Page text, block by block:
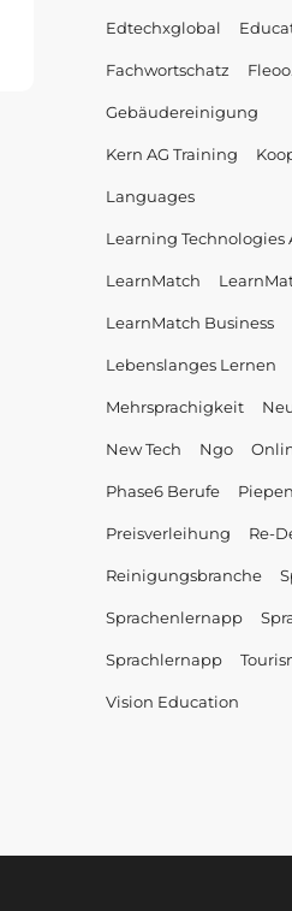
Edtechxglobal
Fachwortschatz
Gebäudereinigung
Kern AG Training
Languages
Learning Technologies
LearnMatch
LearnMatch Business
Lebenslanges Lernen
Mehrsprachigkeit
New Tech Ngo
Phase6 Berufe
Preisverleihung Re-
Reinigungsbranche
Sprachenlernapp
Sprachlernapp
Vision Education